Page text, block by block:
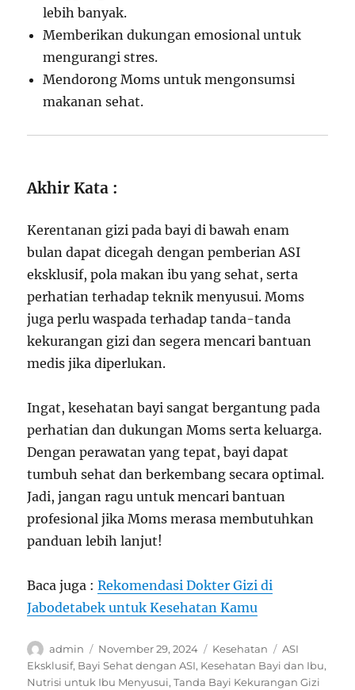
lebih banyak.
Memberikan dukungan emosional untuk
mengurangi stres.
Mendorong Moms untuk mengonsumsi
makanan sehat.
Akhir Kata :
Kerentanan gizi pada bayi di bawah enam
bulan dapat dicegah dengan pemberian ASI
eksklusif, pola makan ibu yang sehat, serta
perhatian terhadap teknik menyusui. Moms
juga perlu waspada terhadap tanda-tanda
kekurangan gizi dan segera mencari bantuan
medis jika diperlukan.
Ingat, kesehatan bayi sangat bergantung pada
perhatian dan dukungan Moms serta keluarga.
Dengan perawatan yang tepat, bayi dapat
tumbuh sehat dan berkembang secara optimal.
Jadi, jangan ragu untuk mencari bantuan
profesional jika Moms merasa membutuhkan
panduan lebih lanjut!
Baca juga :Rekomendasi Dokter Gizi di
Jabodetabek untuk Kesehatan Kamu
Author
admin
Posted
on
November 29, 2024 Categories
Kesehatan Tags
ASI
Eksklusif, Bayi Sehat dengan ASI, Kesehatan Bayi dan Ibu,
Nutrisi untuk Ibu Menyusui,Tanda Bayi Kekurangan Gizi